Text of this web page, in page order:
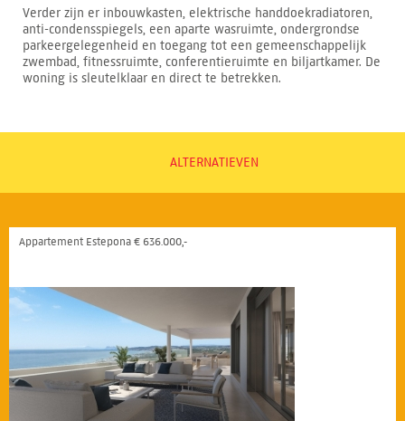
Verder zijn er inbouwkasten, elektrische handdoekradiatoren,
anti-condensspiegels, een aparte wasruimte, ondergrondse
parkeergelegenheid en toegang tot een gemeenschappelijk
zwembad, fitnessruimte, conferentieruimte en biljartkamer. De
woning is sleutelklaar en direct te betrekken.
ALTERNATIEVEN
Appartement Estepona € 636.000,-